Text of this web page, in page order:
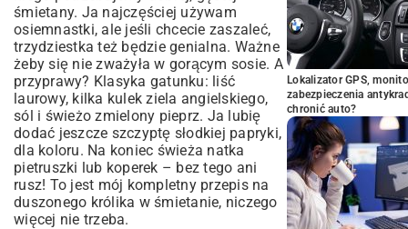
śmietany. Ja najczęściej używam
osiemnastki, ale jeśli chcecie zaszaleć,
trzydziestka też będzie genialna. Ważne
żeby się nie zważyła w gorącym sosie. A
przyprawy? Klasyka gatunku: liść
laurowy, kilka kulek ziela angielskiego,
sól i świeżo zmielony pieprz. Ja lubię
dodać jeszcze szczyptę słodkiej papryki,
dla koloru. Na koniec świeża natka
pietruszki lub koperek – bez tego ani
rusz! To jest mój kompletny przepis na
duszonego królika w śmietanie, niczego
więcej nie trzeba.
Lokalizator GPS,
zabezpieczenia
chronić auto?